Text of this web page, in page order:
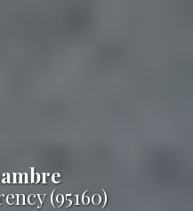
(95160)